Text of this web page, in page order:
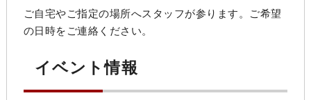
ご自宅やご指定の場所へスタッフが参ります。ご希望
の日時をご連絡ください。
イベント情報